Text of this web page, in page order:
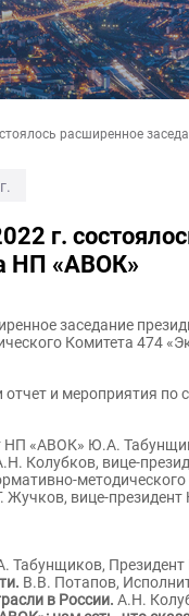
расширенное
г.
НП «АВОК»
заседание
Комитета 474
и мероприятия
НП «АВОК» Ю.А.
Колубков, вице-
вице-
Табунщиков,
В.В. Потапов,
в России. А.Н.